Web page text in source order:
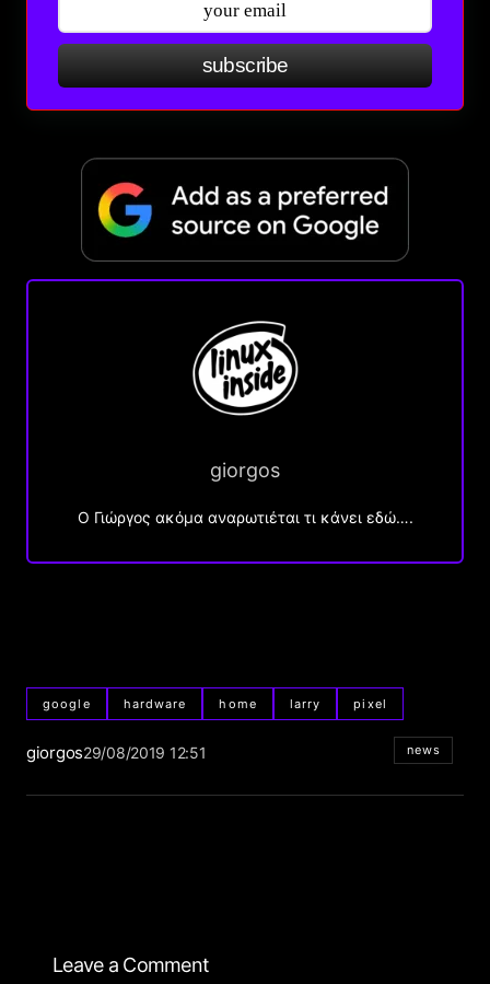
subscribe
giorgos
Ο Γιώργος ακόμα αναρωτιέται τι κάνει εδώ….
google hardware home larry pixel
giorgos29/08/2019 12:51 news
Leave a Comment